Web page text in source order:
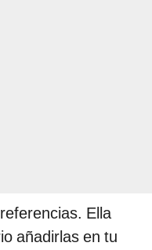
Ella
añadirlas en tu